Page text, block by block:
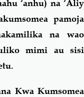
‘anhu) na ‘Aliy
pamoja
na wao
mimi au sisi
Kwa Kumsomea